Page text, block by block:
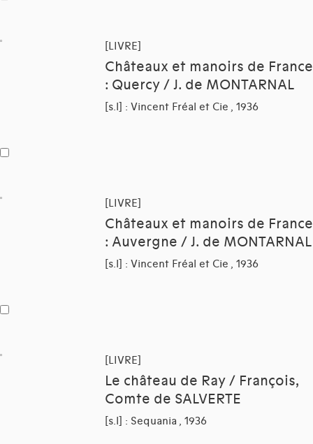
[LIVRE]
Châteaux et manoirs de France
: Quercy / J. de MONTARNAL
[s.l] : Vincent Fréal et Cie , 1936
[LIVRE]
Châteaux et manoirs de France
: Auvergne / J. de MONTARNAL
[s.l] : Vincent Fréal et Cie , 1936
[LIVRE]
Le château de Ray / François,
Comte de SALVERTE
[s.l] : Sequania , 1936